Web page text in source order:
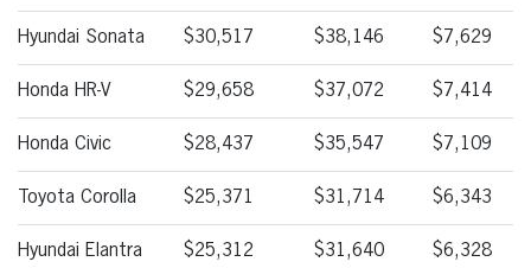
Hyundai Sonata $30,517 $38,146 $7,629
Honda HR-V $29,658 $37,072 $7,414
Honda Civic $28,437 $35,547 $7,109
Toyota Corolla $25,371 $31,714 $6,343
Hyundai Elantra $25,312 $31,640 $6,328